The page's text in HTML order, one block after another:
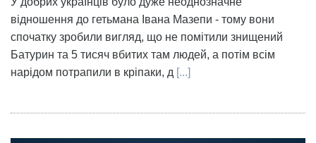
відношення до гетьмана Івана Мазепи - тому вони
спочатку зробили вигляд, що не помітили знищений
Батурин та 5 тисяч вбитих там людей, а потім всім
нарідом потрапили в кріпаки, д [...]